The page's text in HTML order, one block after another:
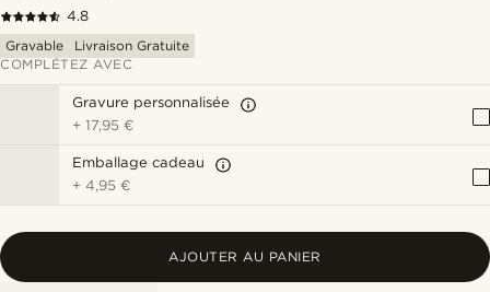
4.8
Gravable
Livraison Gratuite
COMPLÉTEZ AVEC
Gravure personnalisée
+17,95 €
Emballage cadeau
+4,95 €
AJOUTER AU PANIER